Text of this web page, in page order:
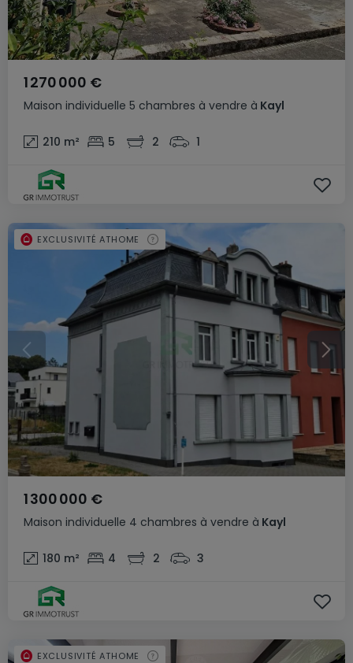
Maison individuelle 5 chambres à vendre à Kayl
1 270 000 €
210 m² 5 2 1
Maison individuelle 4 chambres à vendre à Kayl
1 300 000 €
180 m² 4 2 3
EXCLUSIVITÉ ATHOME
EXCLUSIVITÉ ATHOME